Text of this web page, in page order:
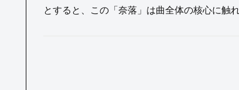
とすると、この「奈落」は曲全体の核心に触